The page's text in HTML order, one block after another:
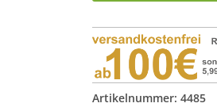
Artikelnummer: 4485